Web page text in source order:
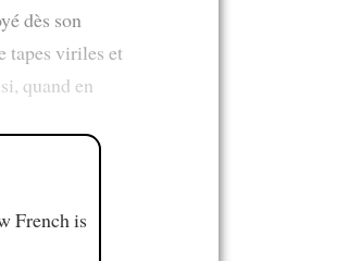
dès son
tapes viriles et
quand en
French is